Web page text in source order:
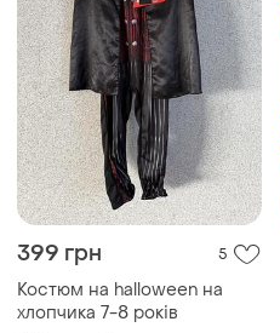
399 грн 5
Костюм на halloween на
хлопчика 7-8 років